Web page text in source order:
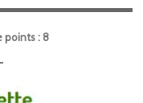
points : 8